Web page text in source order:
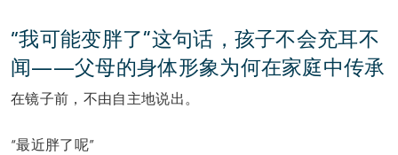
“我可能变胖了”这句话，孩子不会充耳不
闻——父母的身体形象为何在家庭中传承
在镜子前，不由自主地说出。
“最近胖了呢”